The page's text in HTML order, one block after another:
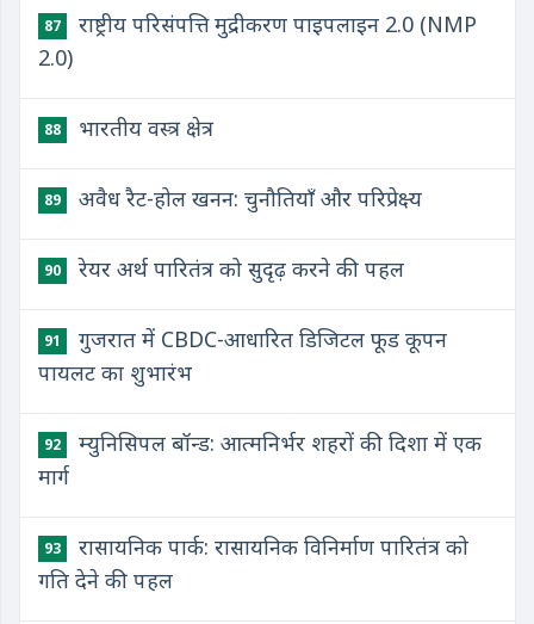
87
राष्ट्रीय परिसंपत्ति मुद्रीकरण पाइपलाइन 2.0 (NMP
2.0)
88 भारतीय वस्त्र क्षेत्र
89 अवैध रैट-होल खनन: चुनौतियाँ और परिप्रेक्ष्य
90 रेयर अर्थ पारितंत्र को सुदृढ़ करने की पहल
91
गुजरात में CBDC-आधारित डिजिटल फूड कूपन
पायलट का शुभारंभ
92
म्युनिसिपल बॉन्ड: आत्मनिर्भर शहरों की दिशा में एक
मार्ग
93
रासायनिक पार्क: रासायनिक विनिर्माण पारितंत्र को
गति देने की पहल